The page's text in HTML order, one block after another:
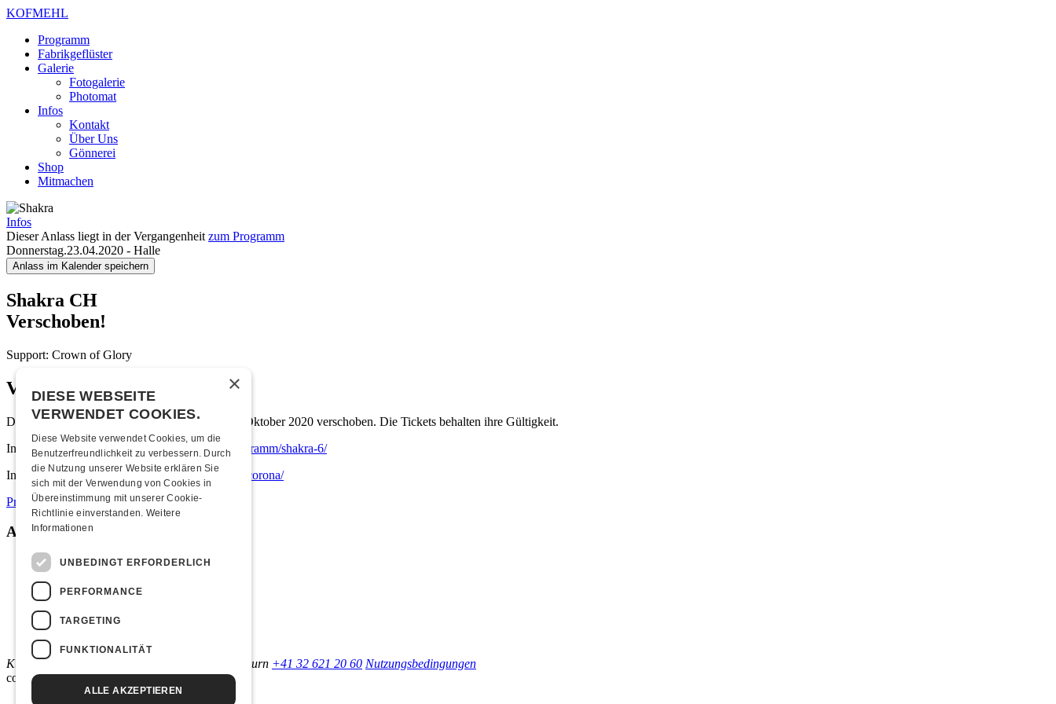
KOFMEHL
Programm
Fabrikgeflüster
Galerie
Fotogalerie
Photomat
Infos
Kontakt
Über Uns
Gönnerei
Shop
Mitmachen
Infos
Dieser Anlass liegt in der Vergangenheit zum Programm
Donnerstag.23.04.2020 - Halle
Anlass im Kalender speichern
Shakra CH
Verschoben!
Support: Crown of Glory
Verschoben!
Die Show mit Shakra wurde auf den Freitag, 2. Oktober 2020 verschoben. Die Tickets behalten ihre Gültigkeit.
Infos zum neuen Datum: https://kofmehl.net/programm/shakra-6/
Infos zur aktuellen Situation:https://kofmehl.net/corona/
Pressebild Medienmitteilung
Anlassinformationen
Links & Partner
Facebook-Event
Shakra
Crown of Glory
Fettes Haus
Kulturfabrik Kofmehl
4502 Solothurn +41 32 621 20 60 Nutzungsbedingungen
coded by
×
DIESE WEBSEITE
VERWENDET COOKIES.
Diese Website verwendet Cookies, um die
Benutzerfreundlichkeit zu verbessern. Durch
die Nutzung unserer Website erklären Sie
sich mit der Verwendung von Cookies in
Übereinstimmung mit unserer Cookie-
Richtlinie einverstanden. Weitere
Informationen
UNBEDINGT ERFORDERLICH
PERFORMANCE
TARGETING
FUNKTIONALITÄT
ALLE AKZEPTIEREN